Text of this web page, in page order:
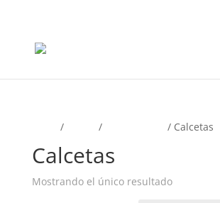
/ / / Calcetas
Calcetas
Mostrando el único resultado